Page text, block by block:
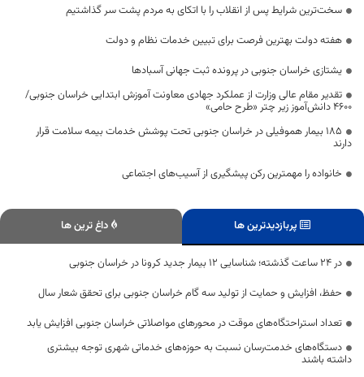
سخت‌ترین شرایط پس از انقلاب را با اتکای به مردم پشت سر گذاشتیم
هفته دولت بهترین فرصت برای تبیین خدمات نظام و دولت
یشتازی خراسان جنوبی در پرونده ثبت جهانی آسبادها
تقدیر مقام عالی وزارت از عملکرد جهادی معاونت آموزش ابتدایی خراسان جنوبی/
۴۶۰۰ دانش‌آموز زیر چتر «طرح حامی»
۱۸۵ بیمار هموفیلی در خراسان جنوبی تحت پوشش خدمات بیمه سلامت قرار
دارند
خانواده را مهمترین رکن پیشگیری از آسیب‌های اجتماعی
پربازدیدترین ها داغ ترین ها
در 24 ساعت گذشته؛ شناسایی 12 بیمار جدید کرونا در خراسان جنوبی
حفظ، افزایش و حمایت از تولید سه گام خراسان جنوبی برای تحقق شعار سال
تعداد استراحتگاه‌های موقت در محورهای مواصلاتی خراسان جنوبی افزایش یابد
دستگاه‌های خدمت‌رسان نسبت به حوزه‌های خدماتی شهری توجه بیشتری
داشته باشند